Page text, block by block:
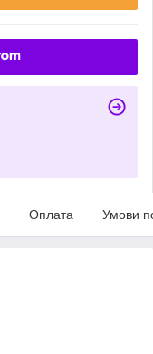
Оплата Умови